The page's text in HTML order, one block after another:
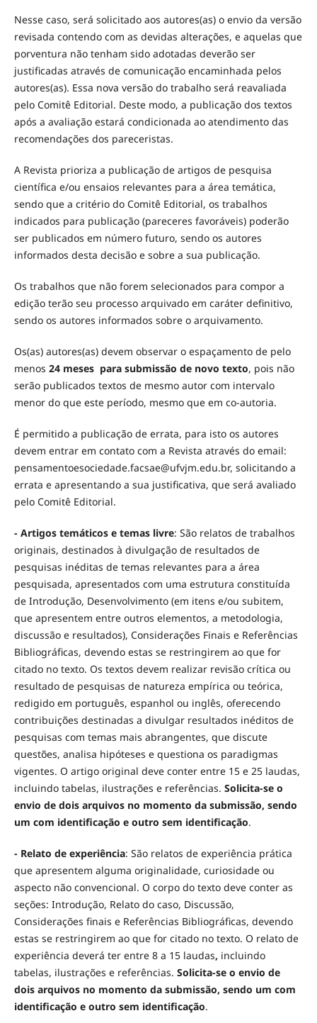
Nesse caso, será solicitado aos autores(as) o envio da versão
revisada contendo com as devidas alterações, e aquelas que
porventura não tenham sido adotadas deverão ser
justificadas através de comunicação encaminhada pelos
autores(as). Essa nova versão do trabalho será reavaliada
pelo Comitê Editorial. Deste modo, a publicação dos textos
após a avaliação estará condicionada ao atendimento das
recomendações dos pareceristas.
A Revista prioriza a publicação de artigos de pesquisa
científica e/ou ensaios relevantes para a área temática,
sendo que a critério do Comitê Editorial, os trabalhos
indicados para publicação (pareceres favoráveis) poderão
ser publicados em número futuro, sendo os autores
informados desta decisão e sobre a sua publicação.
Os trabalhos que não forem selecionados para compor a
edição terão seu processo arquivado em caráter definitivo,
sendo os autores informados sobre o arquivamento.
Os(as) autores(as) devem observar o espaçamento de pelo
menos 24 meses para submissão de novo texto, pois não
serão publicados textos de mesmo autor com intervalo
menor do que este período, mesmo que em co-autoria.
É permitido a publicação de errata, para isto os autores
devem entrar em contato com a Revista através do email:
pensamentoesociedade.facsae@ufvjm.edu.br, solicitando a
errata e apresentando a sua justificativa, que será avaliado
pelo Comitê Editorial.
- Artigos temáticos e temas livre: São relatos de trabalhos
originais, destinados à divulgação de resultados de
pesquisas inéditas de temas relevantes para a área
pesquisada, apresentados com uma estrutura constituída
de Introdução, Desenvolvimento (em itens e/ou subitem,
que apresentem entre outros elementos, a metodologia,
discussão e resultados), Considerações Finais e Referências
Bibliográficas, devendo estas se restringirem ao que for
citado no texto. Os textos devem realizar revisão crítica ou
resultado de pesquisas de natureza empírica ou teórica,
redigido em português, espanhol ou inglês, oferecendo
contribuições destinadas a divulgar resultados inéditos de
pesquisas com temas mais abrangentes, que discute
questões, analisa hipóteses e questiona os paradigmas
vigentes. O artigo original deve conter entre 15 e 25 laudas,
incluindo tabelas, ilustrações e referências. Solicita-se o
envio de dois arquivos no momento da submissão, sendo
um com identificação e outro sem identificação.
- Relato de experiência: São relatos de experiência prática
que apresentem alguma originalidade, curiosidade ou
aspecto não convencional. O corpo do texto deve conter as
seções: Introdução, Relato do caso, Discussão,
Considerações finais e Referências Bibliográficas, devendo
estas se restringirem ao que for citado no texto. O relato de
experiência deverá ter entre 8 a 15 laudas, incluindo
tabelas, ilustrações e referências. Solicita-se o envio de
dois arquivos no momento da submissão, sendo um com
identificação e outro sem identificação.